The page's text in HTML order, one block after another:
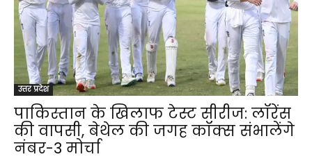
उत्तर प्रदेश
पाकिस्तान के खिलाफ टेस्ट सीरीज: लॉरेंस
की वापसी, बेथेल की जगह कॉक्स संभालेंगे
नंबर-3 मोर्चा